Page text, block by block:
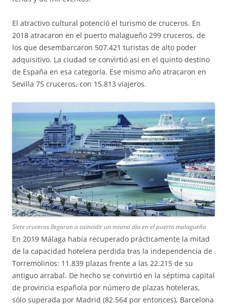
El atractivo cultural potenció el turismo de cruceros. En
2018 atracaron en el puerto malagueño 299 cruceros, de
los que desembarcaron 507.421 turistas de alto poder
adquisitivo. La ciudad se convirtió así en el quinto destino
de España en esa categoría. Ese mismo año atracaron en
Sevilla 75 cruceros, con 15.813 viajeros.
Siete cruceros llegaron a coincidir un mismo día en el puerto malagueño
En 2019 Málaga había recuperado prácticamente la mitad
de la capacidad hotelera perdida tras la independencia de
Torremolinos: 11.839 plazas frente a las 22.215 de su
antiguo arrabal. De hecho se convirtió en la séptima capital
de provincia española por número de plazas hoteleras,
sólo superada por Madrid (82.564 por entonces), Barcelona